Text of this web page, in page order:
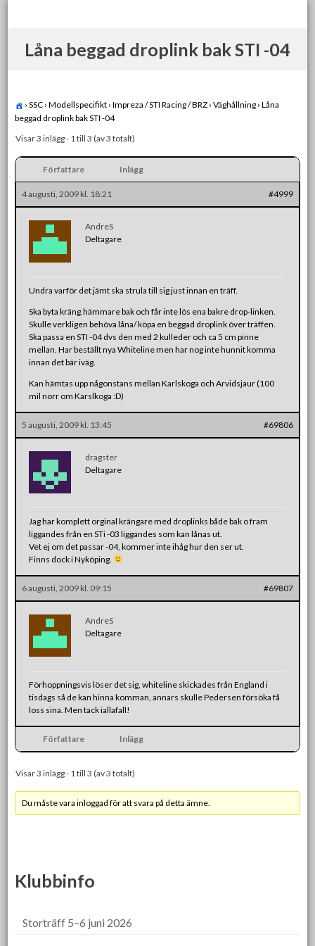
contentLåna beggad droplink bak STI -04
› SSC › Modellspecifikt › Impreza / STI Racing / BRZ › Väghållning › Låna
beggad droplink bak STI -04
Visar 3 inlägg - 1 till 3 (av 3 totalt)
Författare Inlägg
4 augusti, 2009 kl. 18:21 #4999
AndreS
Deltagare
Undra varför det jämt ska strula till sig just innan en träff.
Ska byta kräng.hämmare bak och får inte lös ena bakre drop-linken.
Skulle verkligen behöva låna/ köpa en beggad droplink över träffen.
Ska passa en STI -04 dvs den med 2 kulleder och ca 5 cm pinne
mellan. Har beställt nya Whiteline men har nog inte hunnit komma
innan det bär iväg.
Kan hämtas upp någonstans mellan Karlskoga och Arvidsjaur (100
mil norr om Karslkoga :D)
5 augusti, 2009 kl. 13:45 #69806
dragster
Deltagare
Jag har komplett orginal krängare med droplinks både bak o fram
liggandes från en STi -03 liggandes som kan lånas ut.
Vet ej om det passar -04, kommer inte ihåg hur den ser ut.
Finns dock i Nyköping.
6 augusti, 2009 kl. 09:15 #69807
AndreS
Deltagare
Förhoppningsvis löser det sig, whiteline skickades från England i
tisdags så de kan hinna komman, annars skulle Pedersen försöka få
loss sina. Men tack iallafall!
Författare Inlägg
Visar 3 inlägg - 1 till 3 (av 3 totalt)
Du måste vara inloggad för att svara på detta ämne.
Klubbinfo
Storträff 5–6 juni 2026